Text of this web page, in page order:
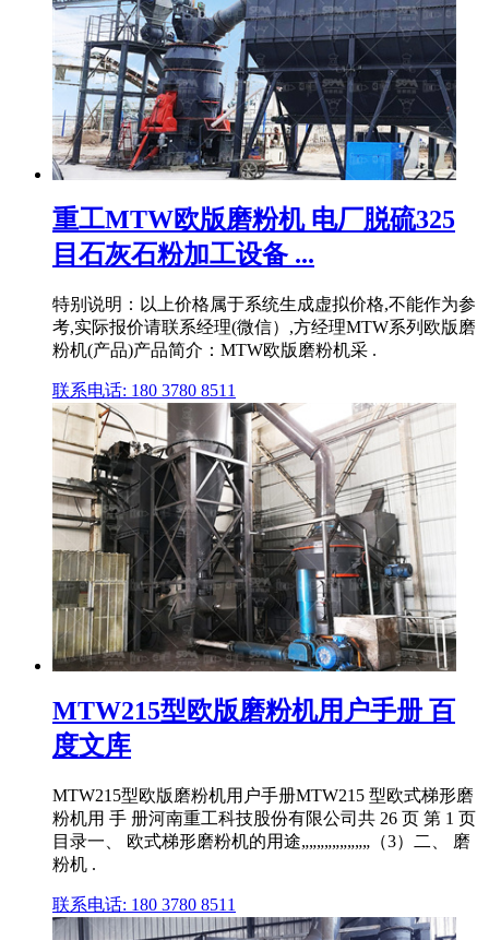
重工MTW欧版磨粉机 电厂脱硫325
目石灰石粉加工设备 ...
特别说明：以上价格属于系统生成虚拟价格,不能作为参
考,实际报价请联系经理(微信）,方经理MTW系列欧版磨
粉机(产品)产品简介：MTW欧版磨粉机采 .
联系电话: 180 3780 8511
MTW215型欧版磨粉机用户手册 百
度文库
MTW215型欧版磨粉机用户手册MTW215 型欧式梯形磨
粉机用 手 册河南重工科技股份有限公司共 26 页 第 1 页
目录一、 欧式梯形磨粉机的用途„„„„„„„„„（3）二、 磨
粉机 .
联系电话: 180 3780 8511